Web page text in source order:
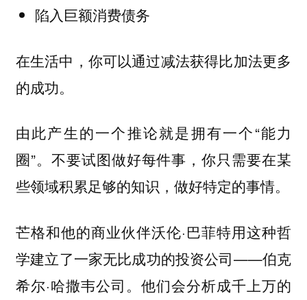
陷入巨额消费债务
在生活中，你可以通过减法获得比加法更多
的成功。
由此产生的一个推论就是拥有一个“能力
圈”。不要试图做好每件事，你只需要在某
些领域积累足够的知识，做好特定的事情。
芒格和他的商业伙伴沃伦·巴菲特用这种哲
学建立了一家无比成功的投资公司——伯克
希尔·哈撒韦公司。他们会分析成千上万的